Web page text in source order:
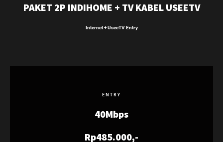
PAKET 2P INDIHOME + TV KABEL USEETV
Internet + UseeTV Entry
ENTRY
40Mbps
Rp485.000,-